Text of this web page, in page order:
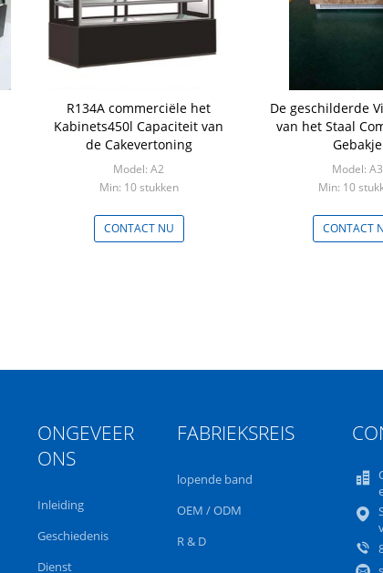
R134A commerciële het
Kabinets450l Capaciteit van
de Cakevertoning
Model: A2
Min: 10 stukken
CONTACT NU
De geschilderde
van het Staal
Gebakje
Model: A3
Min: 10
CONTACT
ONGEVEER
ONS
Inleiding
Geschiedenis
Dienst
FABRIEKSREIS
lopende band
OEM / ODM
R & D